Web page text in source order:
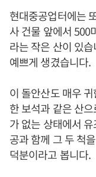
현대중공업터에는
사 건물 앞에서 500
라는 작은 산이 있
예쁘게 생겼습니다.
이 돌안산도 매우
한 보석과 같은 산
가 없는 상태에서
공과 함께 그 두 척
덕분이라고 봅니다.